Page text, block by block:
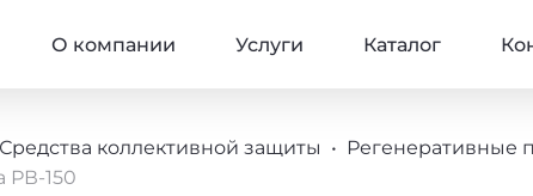
ОСНОВНАЯ НАВИГАЦИЯ
О компании Услуги Каталог
Средства коллективной защиты
Регенеративные
РВ-150